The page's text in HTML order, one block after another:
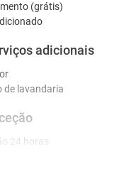
(grátis)
adicionais
de lavandaria
24 horas